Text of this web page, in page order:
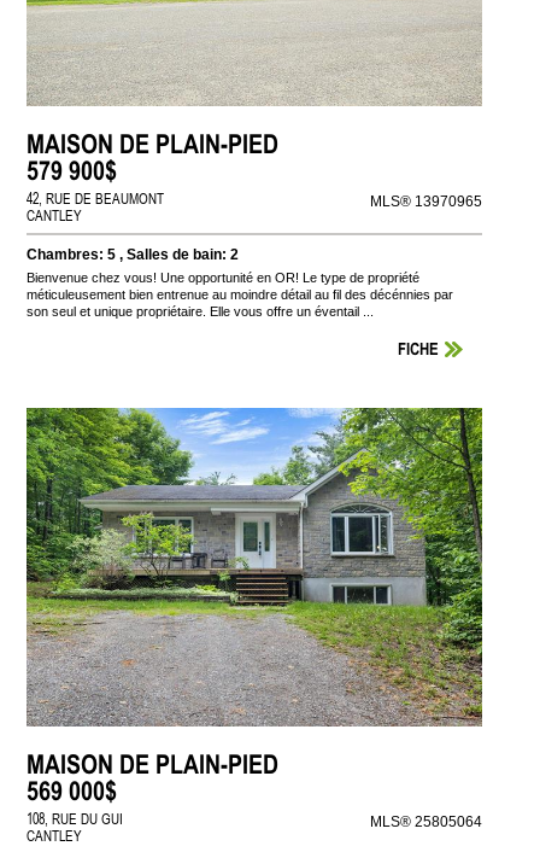
MAISON DE PLAIN-PIED
579 900$
42, RUE DE BEAUMONT
CANTLEY
MLS® 13970965
Chambres: 5 , Salles de bain: 2
Bienvenue chez vous! Une opportunité en OR! Le type de propriété
méticuleusement bien entrenue au moindre détail au fil des décénnies par
son seul et unique propriétaire. Elle vous offre un éventail ...
FICHE
MAISON DE PLAIN-PIED
569 000$
108, RUE DU GUI
CANTLEY
MLS® 25805064